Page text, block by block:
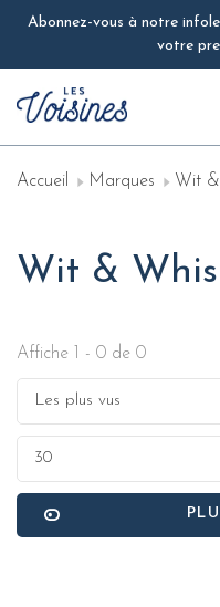
Abonnez-vous à notre
votre
Accueil Marques Wit
Wit &
Affiche 1 - 0 de 0
Les plus vus
30